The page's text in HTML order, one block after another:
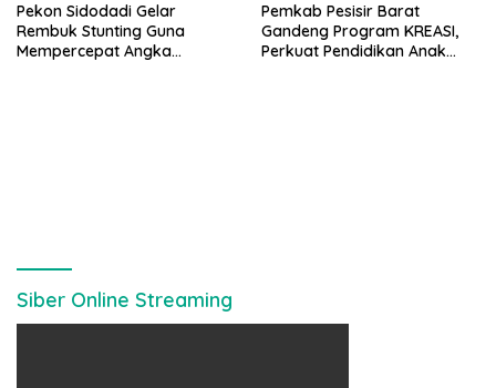
Pekon Sidodadi Gelar
Rembuk Stunting Guna
Mempercepat Angka
Pemkab Pesisir Barat
Gandeng Program KREASI,
Perkuat Pendidikan Anak
Siber Online Streaming